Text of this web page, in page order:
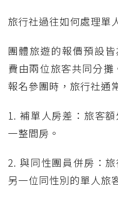
旅行社過往如何處理單
團體旅遊的報價預設
費由兩位旅客共同分
報名參團時，旅行社通
1. 補單人房差：旅客
一整間房。
2. 與同性團員併房：
另一位同性別的單人旅